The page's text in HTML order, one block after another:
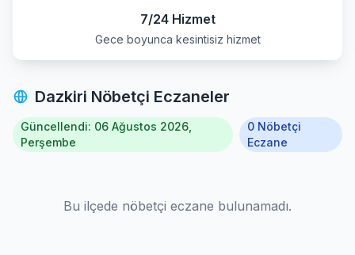
7/24 Hizmet
Gece boyunca kesintisiz hizmet
Dazkiri Nöbetçi Eczaneler
Güncellendi: 06 Ağustos 2026,
Perşembe
0 Nöbetçi
Eczane
Bu ilçede nöbetçi eczane bulunamadı.